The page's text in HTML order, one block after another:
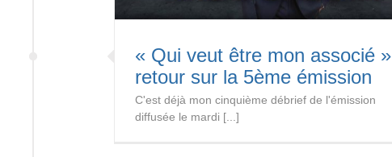
« Qui veut être mon associé »
retour sur la 5ème émission
C'est déjà mon cinquième débrief de l'émission
diffusée le mardi [...]